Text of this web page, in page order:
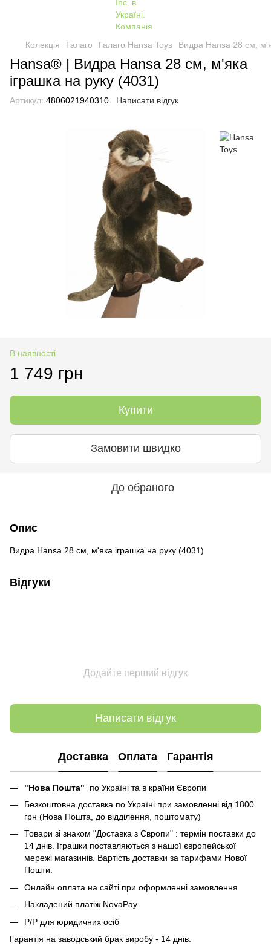
Колекція Галаго Галаго Hansa Toys Видра Hansa 28 см,
Hansa® | Видра Hansa 28 см, м'яка
іграшка на руку (4031)
Артикул: 4806021940310 Написати відгук
В наявності
1 749 грн
Купити
Замовити швидко
До обраного
Опис
Видра Hansa 28 см, м'яка іграшка на руку (4031)
Відгуки
Додайте перший відгук
Написати відгук
Доставка Оплата Гарантія
"Нова Пошта" по Україні та в країни Європи
Безкоштовна доставка по Україні при замовленні від 1800
грн (Нова Пошта, до відділення, поштомату)
Товари зі знаком "Доставка з Європи" : термін поставки до
14 днів. Іграшки поставляються з нашої європейської
мережі магазинів. Вартість доставки за тарифами Нової
Пошти.
Онлайн оплата на сайті при оформленні замовлення
Накладений платіж NovaPay
Р/Р для юридичних осіб
Гарантія на заводський брак виробу - 14 днів.